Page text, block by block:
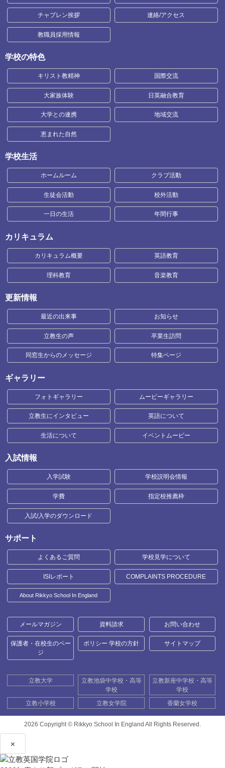
チャプレン挨拶 連絡/アクセス
教職員採用情報
学校の特色
キリスト教精神 国際交流
大家族体験 日英融合教育
大学との連携 地域交流
恵まれた自然
学校生活
ホームルーム クラブ活動
生徒会活動 校外活動
一日の生活 年間行事
カリキュラム
カリキュラム概要 英語教育
理科教育 音楽教育
更新情報
最近の出来事 お知らせ
立教生の声 卒業生訪問
同窓生からのメッセージ 特集ページ
ギャラリー
フォトギャラリー ムービーギャラリー
立教生にインタビュー 英語について
生活について イベントムービー
入試情報
入学試験 学校説明会情報
学費 指定校推薦枠
入試/入学のダウンロード
サポート
よくあるご質問 学校見学について
ISIレポート COMPLAINTS PROCEDURE
About Rikkyo School In England
メールマガジン 資料請求 お問い合わせ
保護者・在校生のペー
ジ
ポリシー 学校の方針 サイトマップ
立教大学
立教池袋中学校・高等
学校
立教新座中学校・高等
学校
立教小学校
立教女学院 香蘭女学校
2026 Copyright © Rikkyo School In England All Rights Reserved.
×